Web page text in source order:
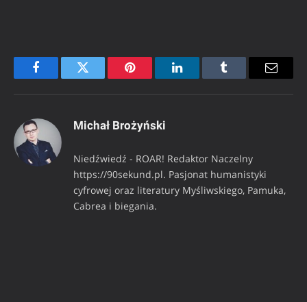
FacebookTwitter Pinterest LinkedInTumblr Email
Michał Brożyński
Niedźwiedź - ROAR! Redaktor Naczelny
https://90sekund.pl. Pasjonat humanistyki
cyfrowej oraz literatury Myśliwskiego, Pamuka,
Cabrea i biegania.